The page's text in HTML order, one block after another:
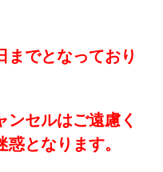
までとなっており
ンセルはご遠慮く
となります。